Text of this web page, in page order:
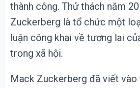
thành công. Thử thách năm
Zuckerberg là tổ chức một
luận công khai về tương lai
trong xã hội.
Mack Zuckerberg đã viết vào